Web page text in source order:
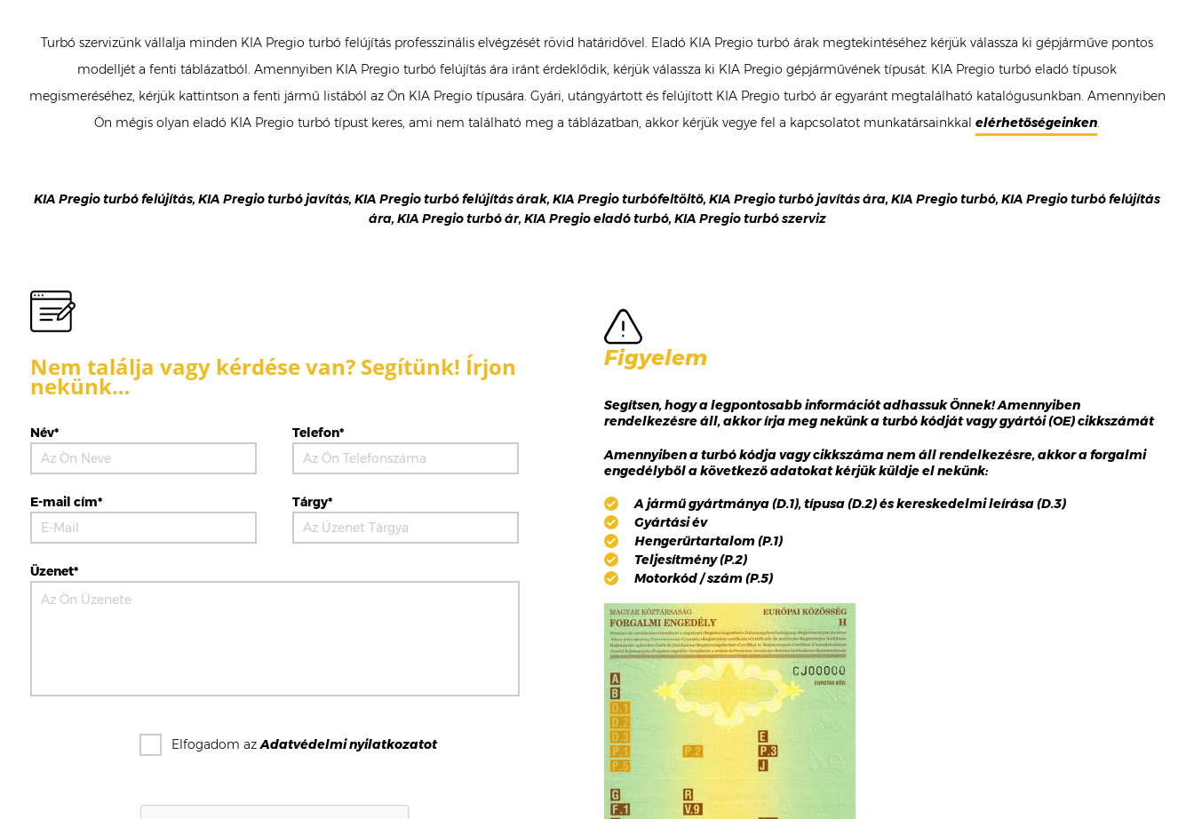
Turbó szervizünk vállalja minden KIA Pregio turbó felújítás professzinális elvégzését rövid határidővel. Eladó KIA Pregio turbó árak megtekintéséhez kérjük válassza ki gépjárműve pontos
modelljét a fenti táblázatból. Amennyiben KIA Pregio turbó felújítás ára iránt érdeklődik, kérjük válassza ki KIA Pregio gépjárművének típusát. KIA Pregio turbó eladó típusok
megismeréséhez, kérjük kattintson a fenti jármű listából az Ön KIA Pregio típusára. Gyári, utángyártott és felújított KIA Pregio turbó ár egyaránt megtalálható katalógusunkban. Amennyiben
Ön mégis olyan eladó KIA Pregio turbó típust keres, ami nem található meg a táblázatban, akkor kérjük vegye fel a kapcsolatot munkatársainkkal elérhetőségeinken.
KIA Pregio turbó felújítás, KIA Pregio turbó javítás, KIA Pregio turbó felújítás árak, KIA Pregio turbófeltöltő, KIA Pregio turbó javítás ára, KIA Pregio turbó, KIA Pregio turbó felújítás
ára, KIA Pregio turbó ár, KIA Pregio eladó turbó, KIA Pregio turbó szerviz
Nem találja vagy kérdése van? Segítünk! Írjon
nekünk…
Név* Telefon*
E-mail cím* Tárgy*
Üzenet*
Elfogadom azAdatvédelmi nyilatkozatot
Figyelem
Segítsen, hogy a legpontosabb információt adhassuk Önnek! Amennyiben
rendelkezésre áll, akkor írja meg nekünk a turbó kódját vagy gyártói (OE) cikkszámát
Amennyiben a turbó kódja vagy cikkszáma nem áll rendelkezésre, akkor a forgalmi
engedélyből a következő adatokat kérjük küldje el nekünk:
A jármű gyártmánya (D.1), típusa (D.2) és kereskedelmi leírása (D.3)
Gyártási év
Hengerűrtartalom (P.1)
Teljesítmény (P.2)
Motorkód / szám (P.5)